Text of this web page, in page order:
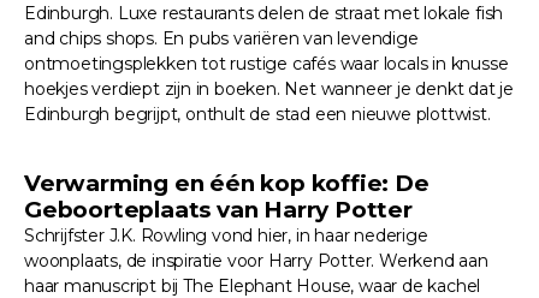
Edinburgh. Luxe restaurants delen de straat met lokale fish
and chips shops. En pubs variëren van levendige
ontmoetingsplekken tot rustige cafés waar locals in knusse
hoekjes verdiept zijn in boeken. Net wanneer je denkt dat je
Edinburgh begrijpt, onthult de stad een nieuwe plottwist.
Verwarming en één kop koffie: De
Geboorteplaats van Harry Potter
Schrijfster J.K. Rowling vond hier, in haar nederige
woonplaats, de inspiratie voor Harry Potter. Werkend aan
haar manuscript bij The Elephant House, waar de kachel